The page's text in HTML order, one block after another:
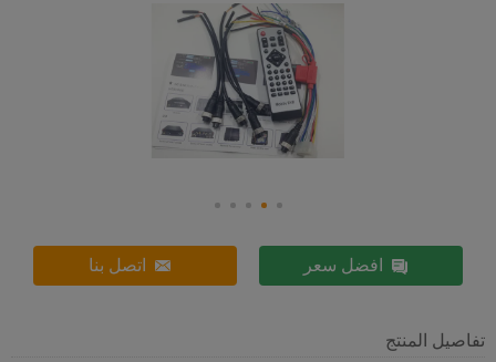
افضل سعر اتصل بنا
تفاصيل المنتج